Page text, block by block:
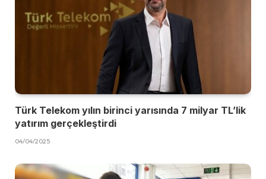
Türk Telekom yılın birinci yarısında 7 milyar TL’lik
yatırım gerçekleştirdi
04/04/2025